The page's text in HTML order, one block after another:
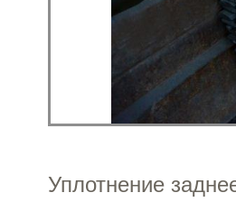
Уплотнение